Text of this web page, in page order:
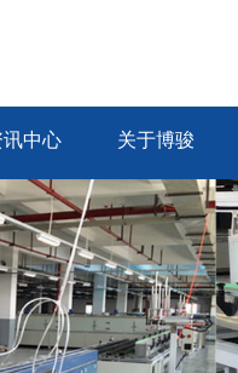
讯中心 关于博骏